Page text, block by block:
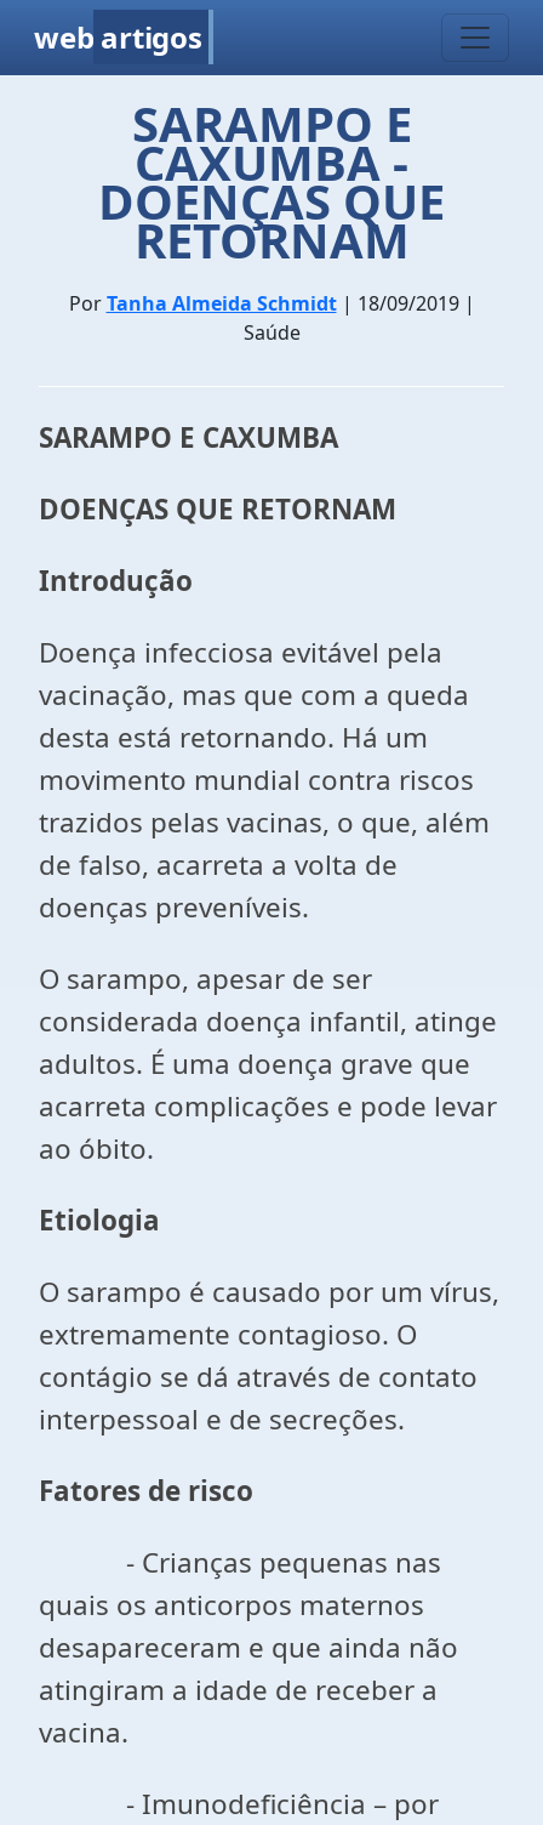
web artigos
SARAMPO E
CAXUMBA -
DOENÇAS QUE
RETORNAM
PorTanha Almeida Schmidt| 18/09/2019 |
Saúde
SARAMPO E CAXUMBA
DOENÇAS QUE RETORNAM
Introdução
Doença infecciosa evitável pela
vacinação, mas que com a queda
desta está retornando. Há um
movimento mundial contra riscos
trazidos pelas vacinas, o que, além
de falso, acarreta a volta de
doenças preveníveis.
O sarampo, apesar de ser
considerada doença infantil, atinge
adultos. É uma doença grave que
acarreta complicações e pode levar
ao óbito.
Etiologia
O sarampo é causado por um vírus,
extremamente contagioso. O
contágio se dá através de contato
interpessoal e de secreções.
Fatores de risco
- Crianças pequenas nas
quais os anticorpos maternos
desapareceram e que ainda não
atingiram a idade de receber a
vacina.
- Imunodeficiência – por